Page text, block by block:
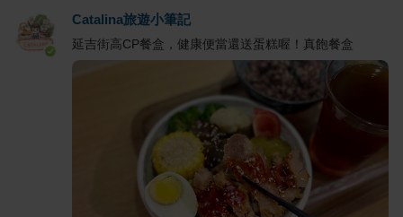
Catalina旅遊小筆記
延吉街高CP餐盒，健康便當還送蛋糕喔！真飽餐盒